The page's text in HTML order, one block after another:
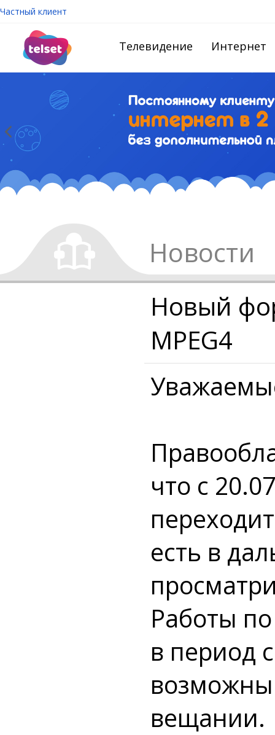
Частный клиент
Телевидение Интернет
Новости
Новый
MPEG4
что с
есть в
Работы
в период
вещании.